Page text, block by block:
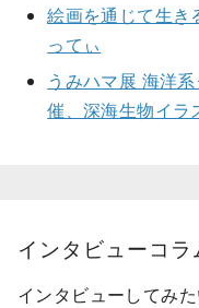
絵画を通じて生き
ってぃ
うみハマ展 海洋
催、深海生物イラ
インタビューコラ
インタビューしてみ